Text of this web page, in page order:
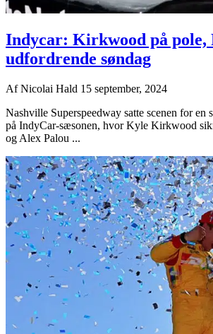
Indycar: Kirkwood på pole,
udfordrende søndag
AfNicolai Hald 15 september, 2024
Nashville Superspeedway satte scenen for en
på IndyCar-sæsonen, hvor Kyle Kirkwood
og Alex Palou ...